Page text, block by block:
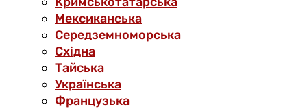
Мексиканська
Середземноморська
Східна
Тайська
Українська
Французька